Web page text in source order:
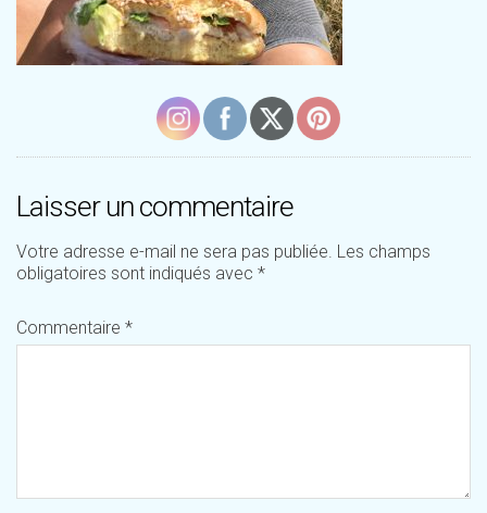
Laisser un commentaire
Votre adresse e-mail ne sera pas publiée. Les champs
obligatoires sont indiqués avec *
Commentaire *